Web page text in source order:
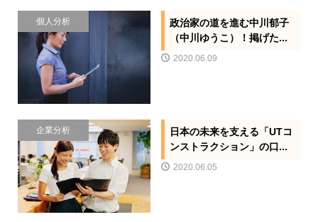
個人分析
政治家の道を進む中川郁子
（中川ゆうこ）！掲げた...
2020.06.09
企業分析
日本の未来を支える「UTコ
ンストラクション」の口...
2020.06.05